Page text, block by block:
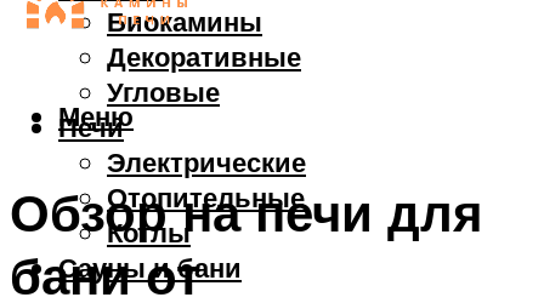
Биокамины
Декоративные
Угловые
Печи
Электрические
Отопительные
Котлы
Сауны и бани
Меню
Обзор на печи для
бани от